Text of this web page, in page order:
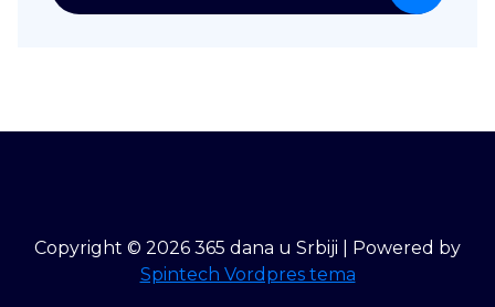
Copyright © 2026 365 dana u Srbiji | Powered by
Spintech Vordpres tema